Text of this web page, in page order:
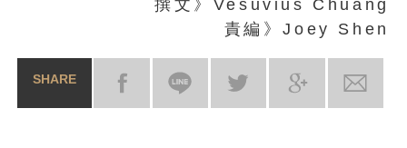
撰文》Vesuvius Chuang
責編》Joey Shen
SHARE